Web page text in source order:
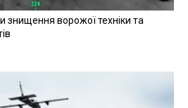
знищення ворожої техніки та